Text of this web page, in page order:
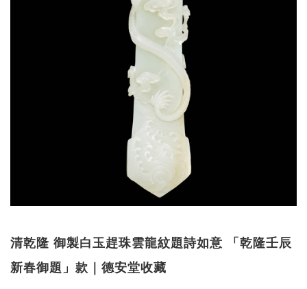
清乾隆 御製白玉趕珠雲龍紋題詩如意 「乾隆壬辰
新春御題」款｜德安堂收藏